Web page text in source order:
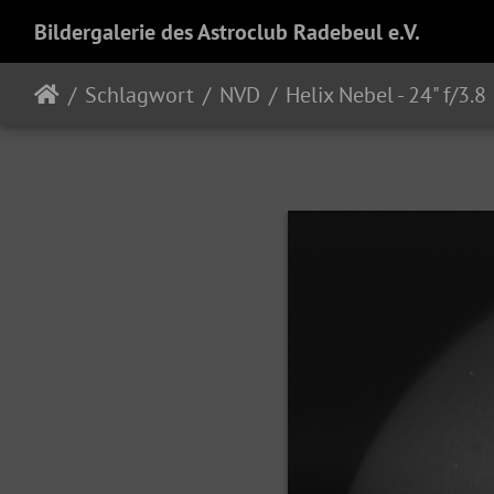
Bildergalerie des Astroclub Radebeul e.V.
Schlagwort NVD Helix Nebel - 24" f/3.8